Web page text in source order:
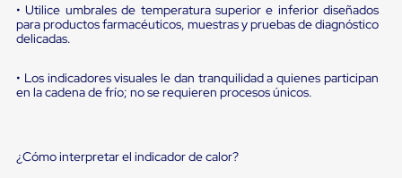
Cabezal
Fijo
Cabezal
Colgante
andén
• Utilice umbrales de temperatura superior e inferior diseñados
para productos farmacéuticos, muestras y pruebas de diagnóstico
delicadas.
• Los indicadores visuales le dan tranquilidad a quienes participan
en la cadena de frío; no se requieren procesos únicos.
¿Cómo interpretar el indicador de calor?